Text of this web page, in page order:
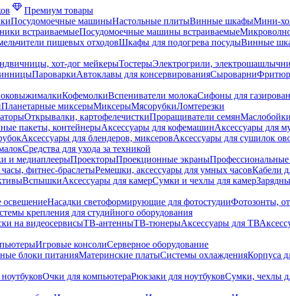
Премиум товары
Посудомоечные машиныНастольные плитыВинные шкафыМини-
встраиваемыеПосудомоечные машины встраиваемые
пищевых отходовШкафы для подогрева посудыВинные
хот-дог мейкерыТостерыЭлектрогрили,
ПароваркиАвтоклавы для консервированияСыроварни
КофемолкиВспениватели молокаСифоны для
Планетарные миксерыМиксерыМясорубкиЛомтерезки
Открывалки, картофелечисткиПроращиватели семян
пакеты, контейнерыАксессуары для кофемашинАксессуары для
Аксессуары для блендеров, миксеровАксессуары для сушилок
Средства для ухода за техникой
и медиаплеерыПроекторыПроекционные экраны
фитнес-браслетыРемешки, аксессуары для умных часовКабели
ВспышкиАксессуары для камерСумки и чехлы для камер
освещениеНасадки светоформирующие для фотостудииФотозонты,
крепления для студийного оборудования
на видеосервисыТВ-антенныТВ-тюнерыАксессуары для ТВ
Игровые консолиСерверное оборудование
блоки питанияМатеринские платыСистемы охлажденияКорпуса
Очки для компьютераРюкзаки для ноутбуковСумки, чехлы